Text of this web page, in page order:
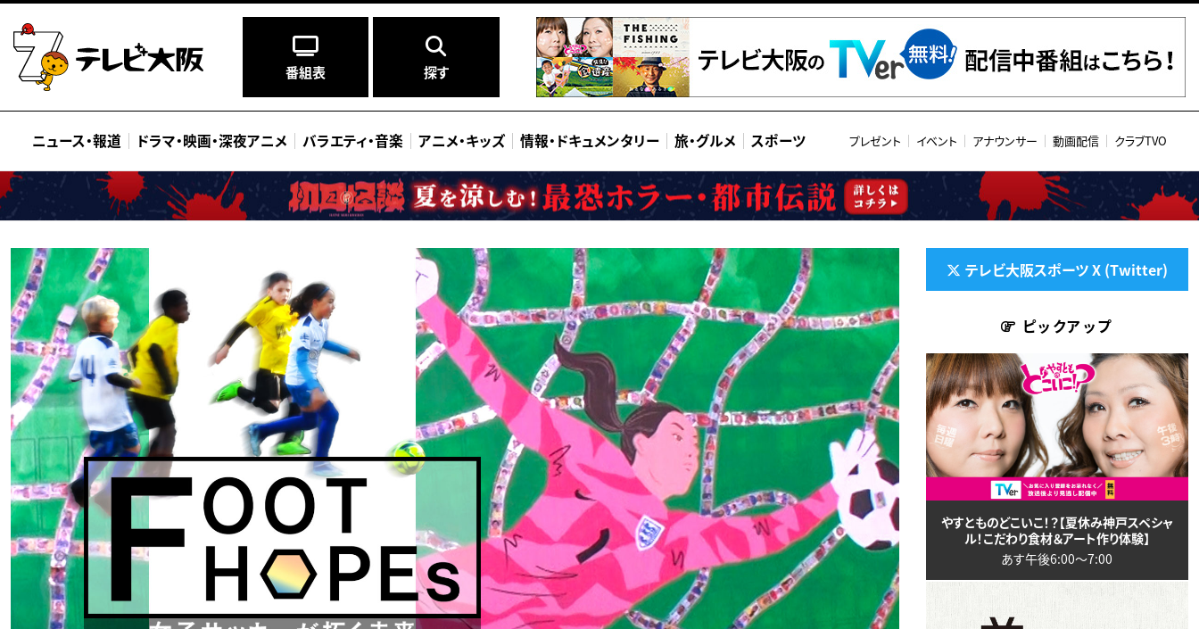
番組表 探す
ニュース・報道 ドラマ・映画・深夜アニメ バラエティ・音楽 アニメ・キッズ 情報・ ドキュメンタリー 旅・グルメ スポーツ プレゼント イベント アナウンサー 動画配信 クラブTVO
テレビ大阪スポーツ X (Twitter)
ピックアップ
やすとものどこいこ！？【夏休み神戸スペシャ
ル！こだわり食材＆アート作り体験】
あす午後6:00〜7:00